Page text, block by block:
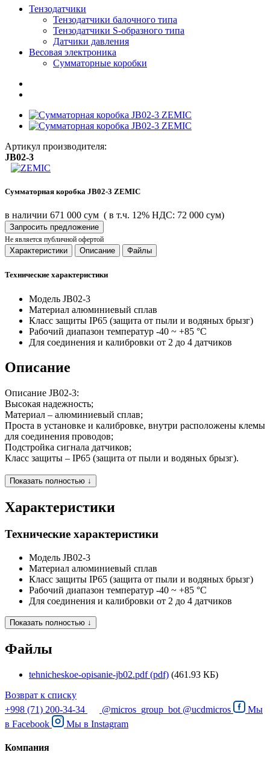
Тензодатчики
Тензодатчики балочного типа
Тензодатчики S-образного типа
Датчики давления
Весовая электроника
Сумматорные коробки
Артикул производителя:
JB02-3
Сумматорная коробка JB02-3 ZEMIC
в наличии 671 000 сум ( в т.ч. 12% НДС: 72 000 сум)
Запросить предложение
Не является публичной офертой
Характеристики Описание Файлы
Технические характеристики
Модель JB02-3
Материал алюминиевый сплав
Класс защиты IP65 (защита от пыли и водяных брызг)
Рабочий диапазон температур -40 ~ +85 °С
Для соединения и калибровки от 2 до 4 датчиков
Описание
Описание JB02-3:
Высокая надежность;
Материал – алюминиевый сплав;
Проста в установке и калибровке, внутри расположены клемы
для соединения проводов;
Подстройка сигнала датчиков;
Класс защиты – IP65 (защита от пыли и водяных брызг).
Показать полностью ↓
Характеристики
Технические характеристики
Модель JB02-3
Материал алюминиевый сплав
Класс защиты IP65 (защита от пыли и водяных брызг)
Рабочий диапазон температур -40 ~ +85 °С
Для соединения и калибровки от 2 до 4 датчиков
Показать полностью ↓
Файлы
tehnicheskoe-opisanie-jb02.pdf (pdf) (461.93 КБ)
Возврат к списку
+998 (71) 200-34-34
@micros_group_bot @ucdmicros
Мы
в Facebook Мы в Instagram
Компания